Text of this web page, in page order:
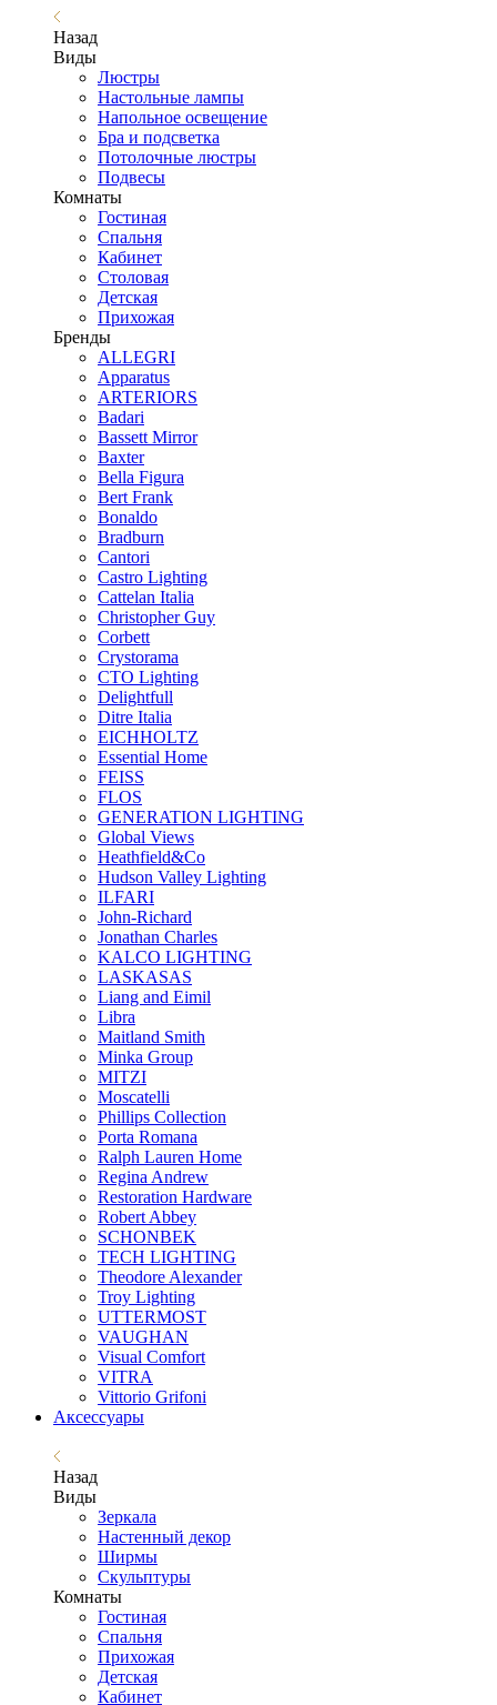
Назад
Виды
Люстры
Настольные лампы
Напольное освещение
Бра и подсветка
Потолочные люстры
Подвесы
Комнаты
Гостиная
Спальня
Кабинет
Столовая
Детская
Прихожая
Бренды
ALLEGRI
Apparatus
ARTERIORS
Badari
Bassett Mirror
Baxter
Bella Figura
Bert Frank
Bonaldo
Bradburn
Cantori
Castro Lighting
Cattelan Italia
Christopher Guy
Corbett
Crystorama
CTO Lighting
Delightfull
Ditre Italia
EICHHOLTZ
Essential Home
FEISS
FLOS
GENERATION LIGHTING
Global Views
Heathfield&Co
Hudson Valley Lighting
ILFARI
John-Richard
Jonathan Charles
KALCO LIGHTING
LASKASAS
Liang and Eimil
Libra
Maitland Smith
Minka Group
MITZI
Moscatelli
Phillips Collection
Porta Romana
Ralph Lauren Home
Regina Andrew
Restoration Hardware
Robert Abbey
SCHONBEK
TECH LIGHTING
Theodore Alexander
Troy Lighting
UTTERMOST
VAUGHAN
Visual Comfort
VITRA
Vittorio Grifoni
Аксессуары
Назад
Виды
Зеркала
Настенный декор
Ширмы
Скульптуры
Комнаты
Гостиная
Спальня
Прихожая
Детская
Кабинет